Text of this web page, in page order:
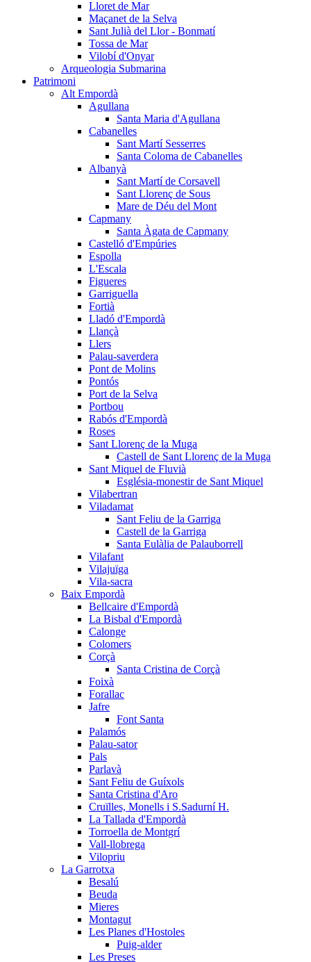
Lloret de Mar
Maçanet de la Selva
Sant Julià del Llor - Bonmatí
Tossa de Mar
Vilobí d'Onyar
Arqueologia Submarina
Patrimoni
Alt Empordà
Agullana
Santa Maria d'Agullana
Cabanelles
Sant Martí Sesserres
Santa Coloma de Cabanelles
Albanyà
Sant Martí de Corsavell
Sant Llorenç de Sous
Mare de Déu del Mont
Capmany
Santa Àgata de Capmany
Castelló d'Empúries
Espolla
L'Escala
Figueres
Garriguella
Fortià
Lladó d'Empordà
Llançà
Llers
Palau-saverdera
Pont de Molins
Pontós
Port de la Selva
Portbou
Rabós d'Empordà
Roses
Sant Llorenç de la Muga
Castell de Sant Llorenç de la Muga
Sant Miquel de Fluvià
Església-monestir de Sant Miquel
Vilabertran
Viladamat
Sant Feliu de la Garriga
Castell de la Garriga
Santa Eulàlia de Palauborrell
Vilafant
Vilajuïga
Vila-sacra
Baix Empordà
Bellcaire d'Empordà
La Bisbal d'Empordà
Calonge
Colomers
Corçà
Santa Cristina de Corçà
Foixà
Forallac
Jafre
Font Santa
Palamós
Palau-sator
Pals
Parlavà
Sant Feliu de Guíxols
Santa Cristina d'Aro
Cruïlles, Monells i S.Sadurní H.
La Tallada d'Empordà
Torroella de Montgrí
Vall-llobrega
Vilopriu
La Garrotxa
Besalú
Beuda
Mieres
Montagut
Les Planes d'Hostoles
Puig-alder
Les Preses